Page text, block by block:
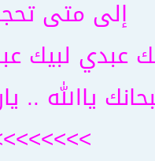
إلى متى
عبدي لبيك
ياالله ..
[/read]